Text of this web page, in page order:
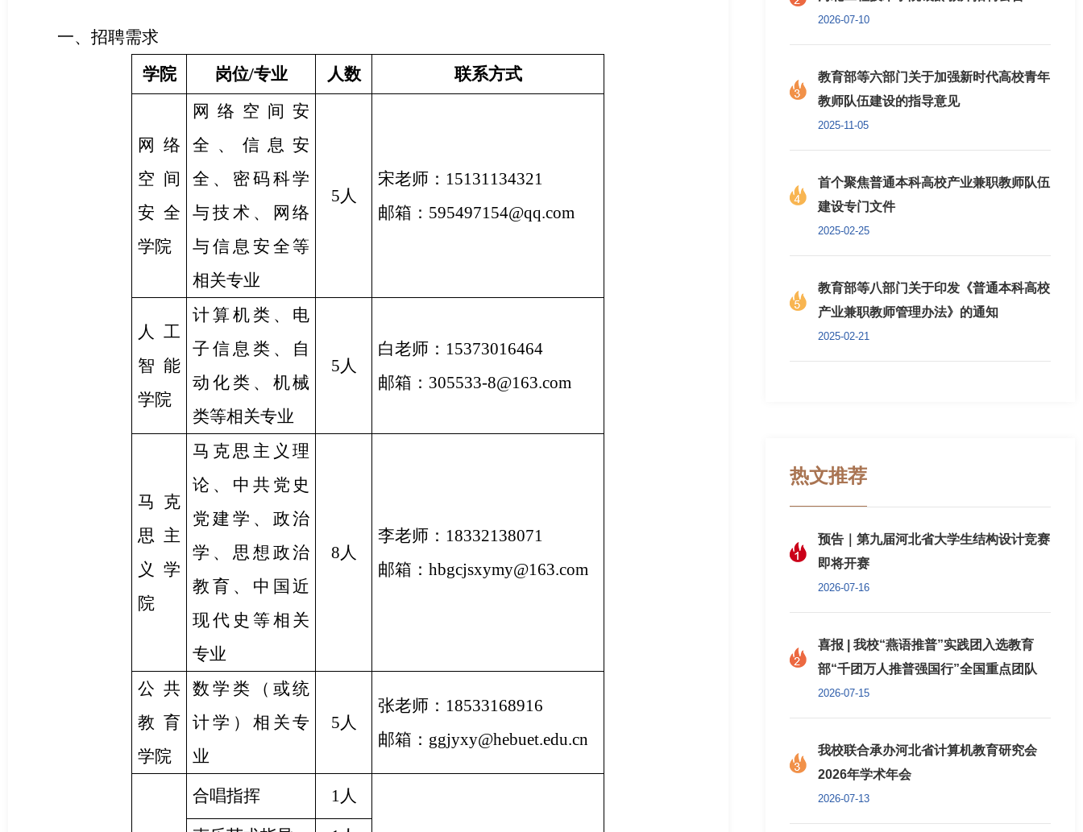
一、招聘需求
学院
岗位/专业 人数 联系方式
网络
空间
安全
学院
网络空间安
全、信息安
全、密码科学
与技术、网络
与信息安全等
相关专业
5人
宋老师：15131134321
邮箱：595497154@qq.com
人工
智能
学院
计算机类、电
子信息类、自
动化类、机械
类等相关专业
5人
白老师：15373016464
邮箱：305533-8@163.com
马克
思主
义学
院
马克思主义理
论、中共党史
党建学、政治
学、思想政治
教育、中国近
现代史等相关
专业
8人
李老师：18332138071
邮箱：hbgcjsxymy@163.com
公共
教育
学院
数学类（或统
计学）相关专
业
5人
张老师：18533168916
邮箱：ggjyxy@hebuet.edu.cn
合唱指挥 1人
2026-07-10
教育部等六部门关于加强新时代高校青年
教师队伍建设的指导意见
2025-11-05
首个聚焦普通本科高校产业兼职教师队伍
建设专门文件
2025-02-25
教育部等八部门关于印发《普通本科高校
产业兼职教师管理办法》的通知
2025-02-21
热文推荐
预告｜第九届河北省大学生结构设计竞赛
即将开赛
2026-07-16
喜报 | 我校“燕语推普”实践团入选教育
部“千团万人推普强国行”全国重点团队
2026-07-15
我校联合承办河北省计算机教育研究会
2026年学术年会
2026-07-13